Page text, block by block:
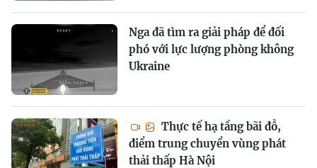
Nga đã tìm ra giải pháp để đối
phó với lực lượng phòng không
Ukraine
Thực tế hạ tầng bãi đỗ,
điểm trung chuyển vùng phát
thải thấp Hà Nội